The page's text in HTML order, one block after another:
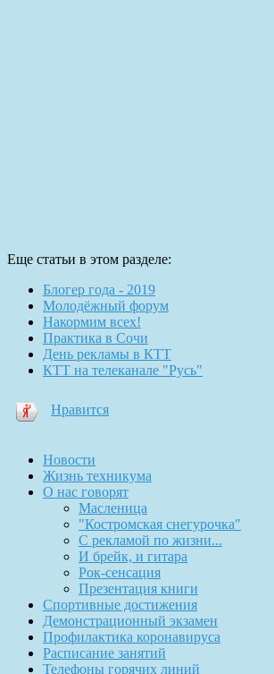
Еще статьи в этом разделе:
Блогер года - 2019
Молодёжный форум
Накормим всех!
Практика в Сочи
День рекламы в КТТ
КТТ на телеканале "Русь"
Нравится
Новости
Жизнь техникума
О нас говорят
Масленица
"Костромская снегурочка"
С рекламой по жизни...
И брейк, и гитара
Рок-сенсация
Презентация книги
Спортивные достижения
Демонстрационный экзамен
Профилактика коронавируса
Расписание занятий
Телефоны горячих линий